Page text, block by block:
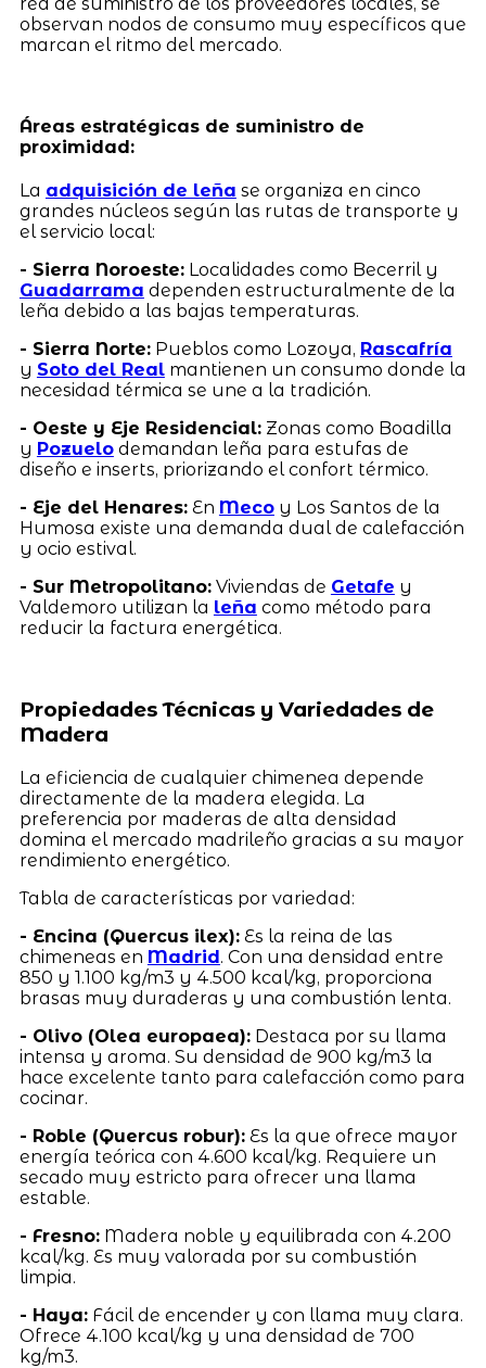
observan nodos de consumo muy específicos que
marcan el ritmo del mercado.
Áreas estratégicas de suministro de
proximidad:
La adquisición de leña se organiza en cinco
grandes núcleos según las rutas de transporte y
el servicio local:
- Sierra Noroeste:Localidades como Becerril y
Guadarrama dependen estructuralmente de la
leña debido a las bajas temperaturas.
- Sierra Norte:Pueblos como Lozoya, Rascafría
y Soto del Realmantienen un consumo donde la
necesidad térmica se une a la tradición.
- Oeste y Eje Residencial:Zonas como Boadilla
y Pozuelodemandan leña para estufas de
diseño e inserts, priorizando el confort térmico.
- Eje del Henares:En Mecoy Los Santos de la
Humosa existe una demanda dual de calefacción
y ocio estival.
- Sur Metropolitano:Viviendas de Getafe y
Valdemoro utilizan la leña como método para
reducir la factura energética.
Propiedades Técnicas y Variedades de
Madera
La eficiencia de cualquier chimenea depende
directamente de la madera elegida. La
preferencia por maderas de alta densidad
domina el mercado madrileño gracias a su mayor
rendimiento energético.
Tabla de características por variedad:
- Encina (Quercus ilex):Es la reina de las
chimeneas en Madrid. Con una densidad entre
850 y 1.100 kg/m3 y 4.500 kcal/kg, proporciona
brasas muy duraderas y una combustión lenta.
- Olivo (Olea europaea):Destaca por su llama
intensa y aroma. Su densidad de 900 kg/m3 la
hace excelente tanto para calefacción como para
cocinar.
- Roble (Quercus robur):Es la que ofrece mayor
energía teórica con 4.600 kcal/kg. Requiere un
secado muy estricto para ofrecer una llama
estable.
- Fresno:Madera noble y equilibrada con 4.200
kcal/kg. Es muy valorada por su combustión
limpia.
- Haya:Fácil de encender y con llama muy clara.
Ofrece 4.100 kcal/kg y una densidad de 700
kg/m3.